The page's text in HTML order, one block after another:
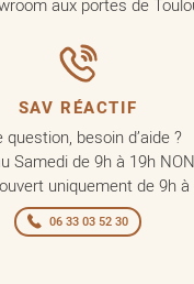
aux portes de
SAV RÉACTIF
question, besoin d’aide ?
Samedi de 9h à 19h
uniquement de 9h à
06 33 03 52 30